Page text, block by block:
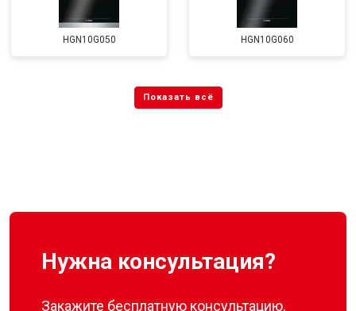
HGN10G050 HGN10G060
Нужна консультация?
Закажите бесплатную консультацию,